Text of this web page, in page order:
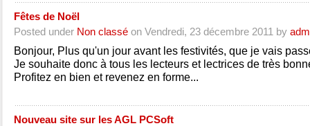
Fêtes de Noël
Posted under Non classé on Vendredi, 23 décembre 2011 by
Bonjour, Plus qu'un jour avant les festivités, que je vais
Je souhaite donc à tous les lecteurs et lectrices de très
Profitez en bien et revenez en forme...
Nouveau site sur les AGL PCSoft